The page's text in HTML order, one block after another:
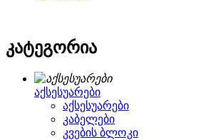
კატეგორია
აქსესუარები
აქსესუარები
კაბელები
კვების ბლოკი